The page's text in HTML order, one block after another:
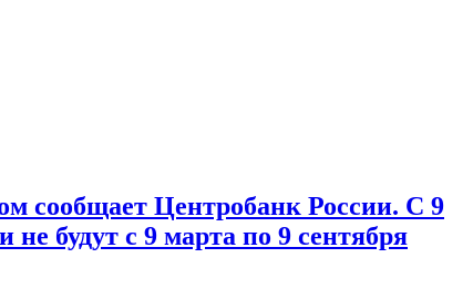
сообщает Центробанк России. С 9
будут с 9 марта по 9 сентября